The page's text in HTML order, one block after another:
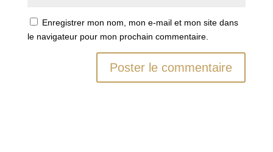
Enregistrer mon nom, mon e-mail et mon site dans
le navigateur pour mon prochain commentaire.